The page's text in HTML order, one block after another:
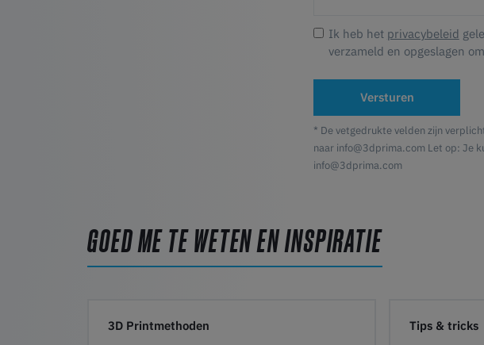
Ik heb het privacybeleid
verzameld en opgeslagen
Versturen
* De vetgedrukte velden zijn
naar info@3dprima.com Let op: Je
info@3dprima.com
GOED ME TE WETEN EN INSPIRATIE
3D Printmethoden Tips & tricks